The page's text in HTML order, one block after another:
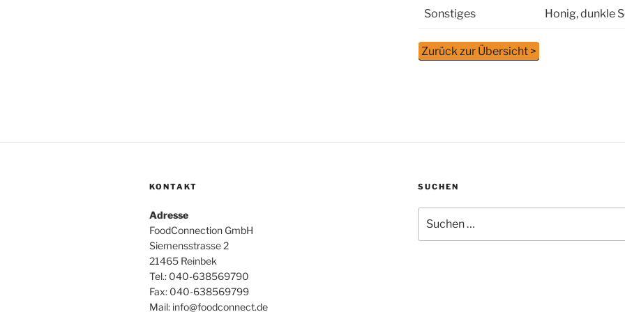
Sonstiges Honig, dunkle
Zurück zur Übersicht >
KONTAKT
Adresse
FoodConnection GmbH
Siemensstrasse 2
21465 Reinbek
Tel.: 040-638569790
Fax: 040-638569799
Mail: info@foodconnect.de
SUCHEN
nach: